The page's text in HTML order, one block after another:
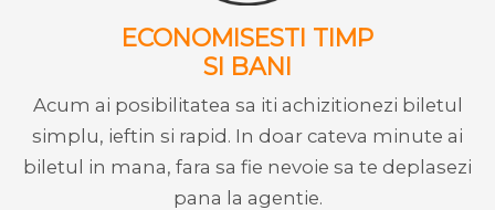
ECONOMISESTI TIMP
SI BANI
Acum ai posibilitatea sa iti achizitionezi biletul
simplu, ieftin si rapid. In doar cateva minute ai
biletul in mana, fara sa fie nevoie sa te deplasezi
pana la agentie.